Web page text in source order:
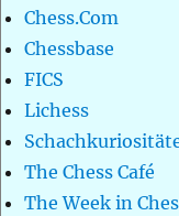
Chess.Com
Chessbase
FICS
Lichess
The Chess Café
The Week in